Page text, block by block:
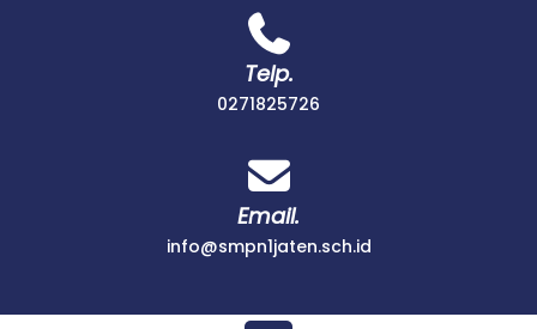
Telp.
0271825726
Email.
info@smpn1jaten.sch.id